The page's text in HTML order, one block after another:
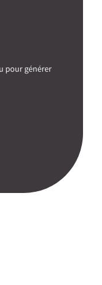
pour générer